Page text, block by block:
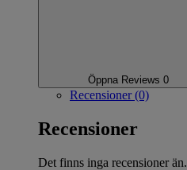
Öppna Reviews 0
Recensioner (0)
Recensioner
Det finns inga recensioner än.